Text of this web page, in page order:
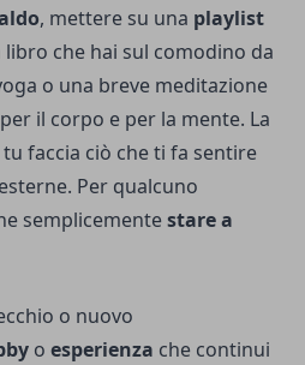
, mettere su una playlist
libro che hai sul comodino da
o una breve meditazione
il corpo e per la mente. La
faccia ciò che ti fa sentire
Per qualcuno
semplicementestare a
o nuovo
o esperienza che continui